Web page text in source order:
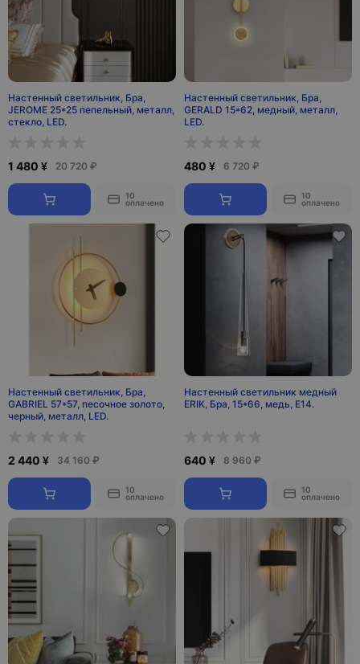
Настенный светильник, Бра,
JEROME 25*25 пепельный, металл,
стекло, LED.
1 480 ¥ 20 720 ₽
10
оплачено
Настенный светильник, Бра,
GERALD 15*62, медный, металл,
LED.
480 ¥ 6 720 ₽
10
оплачено
Настенный светильник, Бра,
GABRIEL 57*57, песочное золото,
черный, металл, LED.
2 440 ¥ 34 160 ₽
10
оплачено
Настенный светильник медный
ERIK, Бра, 15*66, медь, Е14.
640 ¥ 8 960 ₽
10
оплачено